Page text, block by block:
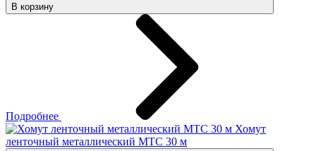
В корзину
Подробнее
Хомут
ленточный металлический МТС 30 м